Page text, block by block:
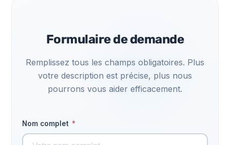
Formulaire de demande
Remplissez tous les champs obligatoires. Plus
votre description est précise, plus nous
pourrons vous aider efficacement.
Nom complet *